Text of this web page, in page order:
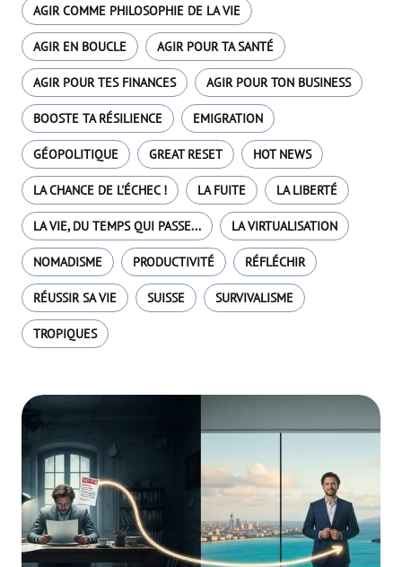
AGIR COMME PHILOSOPHIE DE LA VIE
AGIR EN BOUCLE AGIR POUR TA SANTÉ
AGIR POUR TES FINANCES AGIR POUR TON BUSINESS
BOOSTE TA RÉSILIENCE EMIGRATION
GÉOPOLITIQUE GREAT RESET HOT NEWS
LA CHANCE DE L'ÉCHEC ! LA FUITE LA LIBERTÉ
LA VIE, DU TEMPS QUI PASSE... LA VIRTUALISATION
NOMADISME PRODUCTIVITÉ RÉFLÉCHIR
RÉUSSIR SA VIE SUISSE SURVIVALISME
TROPIQUES